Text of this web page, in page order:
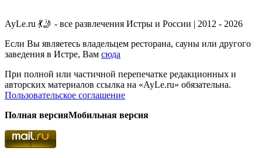
AyLe.ru 💃🤳 - все развлечения Истры и России | 2012 - 2026
Если Вы являетесь владельцем ресторана, сауны или другого
заведения в Истре, Вам сюда
При полной или частичной перепечатке редакционных и
авторских материалов ссылка на «AyLe.ru» обязательна.
Пользовательское соглашение
Полная версияМобильная версия